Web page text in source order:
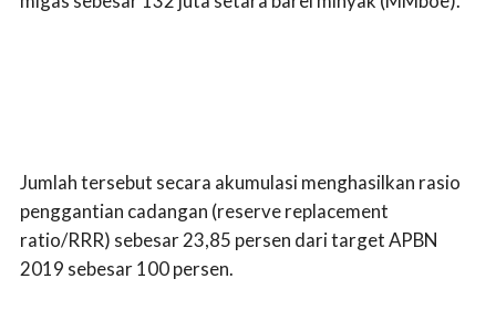
Jumlah tersebut secara akumulasi menghasilkan rasio
penggantian cadangan (reserve replacement
ratio/RRR) sebesar 23,85 persen dari target APBN
2019 sebesar 100 persen.